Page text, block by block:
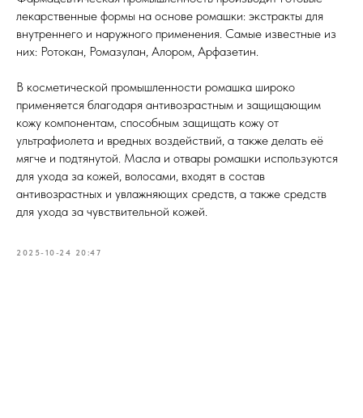
лекарственные формы на основе ромашки: экстракты для
внутреннего и наружного применения. Самые известные из
них: Ротокан, Ромазулан, Алором, Арфазетин.
В косметической промышленности ромашка широко
применяется благодаря антивозрастным и защищающим
кожу компонентам, способным защищать кожу от
ультрафиолета и вредных воздействий, а также делать её
мягче и подтянутой. Масла и отвары ромашки используются
для ухода за кожей, волосами, входят в состав
антивозрастных и увлажняющих средств, а также средств
для ухода за чувствительной кожей.
2025-10-24 20:47